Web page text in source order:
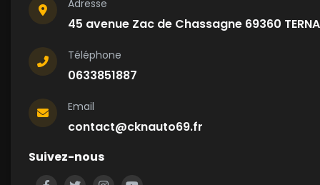
Adresse
45 avenue Zac de Chassagne 69360
Téléphone
0633851887
Email
contact@cknauto69.fr
Suivez-nous